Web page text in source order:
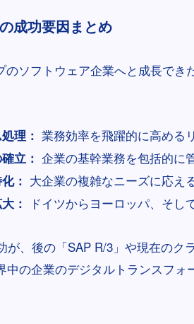
成功要因まとめ
のソフトウェア企業へと成長でき
理： 業務効率を飛躍的に高める
立： 企業の基幹業務を包括的に
： 大企業の複雑なニーズに応え
： ドイツからヨーロッパ、そし
が、後の「SAP R/3」や現在のク
中の企業のデジタルトランスフォ